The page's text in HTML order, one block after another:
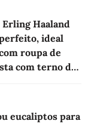
Haaland
ideal
roupa de
com terno de
eucaliptos para